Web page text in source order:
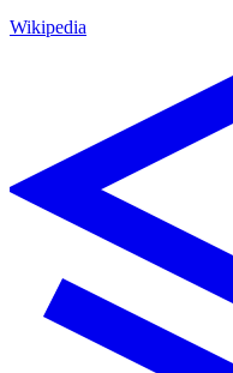
Wikipedia